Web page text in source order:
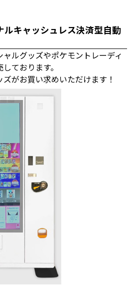
キャッシュレス決済型自動
ルグッズやポケモントレーディ
ております。
がお買い求めいただけます！